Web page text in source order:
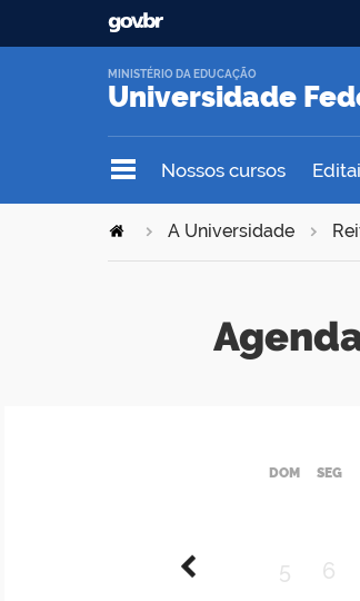
Universidade
MINISTÉRIO DA EDUCAÇÃO
Nossos cursos
A Universidade
DOM SEG
5
6